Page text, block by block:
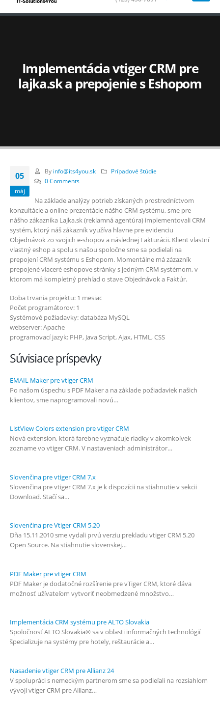
Implementácia vtiger CRM pre
lajka.sk a prepojenie s Eshopom
05
máj
By info@its4you.sk
Prípadové štúdie
0 Comments
Na základe analýzy potrieb získaných prostredníctvom
konzultácie a online prezentácie nášho CRM systému, sme pre
nášho zákazníka Lajka.sk (reklamná agentúra) implementovali CRM
systém, ktorý náš zákazník využíva hlavne pre evidenciu
Objednávok zo svojich e-shopov a následnej Fakturácii. Klient vlastní
vlastný eshop a spolu s našou spoločne sme sa podielali na
prepojení CRM systému s Eshopom. Momentálne má zázazník
prepojené viaceré eshopove stránky s jedným CRM systémom, v
ktorom má kompletný prehľad o stave Objednávok a Faktúr.
Doba trvania projektu: 1 mesiac
Počet programátorov: 1
Systémové požiadavky: databáza MySQL
webserver: Apache
programovací jazyk: PHP, Java Script, Ajax, HTML, CSS
Súvisiace príspevky
EMAIL Maker pre vtiger CRM
Po našom úspechu s PDF Maker a na základe požiadaviek našich
klientov, sme naprogramovali novú…
ListView Colors extension pre vtiger CRM
Nová extension, ktorá farebne vyznačuje riadky v akomkoľvek
zozname vo vtiger CRM. V nastaveniach administrátor…
Slovenčina pre vtiger CRM 7.x
Slovenčina pre vtiger CRM 7.x je k dispozícii na stiahnutie v sekcii
Download. Stačí sa…
Slovenčina pre Vtiger CRM 5.20
Dňa 15.11.2010 sme vydali prvú verziu prekladu vtiger CRM 5.20
Open Source. Na stiahnutie slovenskej…
PDF Maker pre vtiger CRM
PDF Maker je dodatočné rozšírenie pre vTiger CRM, ktoré dáva
možnosť užívateľom vytvoriť neobmedzené množstvo…
Implementácia CRM systému pre ALTO Slovakia
Spoločnosť ALTO Slovakia® sa v oblasti informačných technológií
špecializuje na systémy pre hotely, reštaurácie a…
Nasadenie vtiger CRM pre Allianz 24
V spolupráci s nemeckým partnerom sme sa podieľali na rozsiahlom
vývoji vtiger CRM pre Allianz…